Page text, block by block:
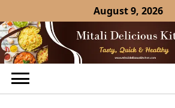
to
content
August 9, 2026